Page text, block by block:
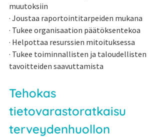
muutoksiin
· Joustaa raportointitarpeiden mukana
· Tukee organisaation päätöksentekoa
· Helpottaa resurssien mitoituksessa
· Tukee toiminnallisten ja taloudellisten
tavoitteiden saavuttamista
Tehokas
tietovarastoratkaisu
terveydenhuollon